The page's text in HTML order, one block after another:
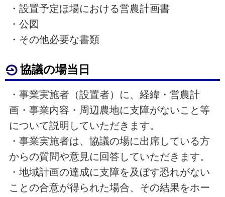
・設置予定ほ場における営農計画書
・公図
・その他必要な書類
協議の場当日
・事業実施者（設置者）に、経緯・営農計
画・事業内容・周辺農地に支障がないこと等
について説明していただきます。
・事業実施者は、協議の場に出席している方
からの質問や意見に回答していただきます。
・地域計画の達成に支障を及ぼす恐れがない
ことの合意が得られた場合、その結果をホー